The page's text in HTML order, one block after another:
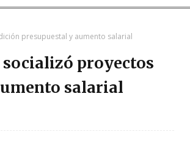
presupuestal y aumento salarial
socializó proyectos
salarial